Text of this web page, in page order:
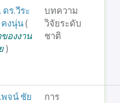
ดร.วีระ
งนุ่น(
ของงาน
)
บทความ
วิจัยระดับ
ชาติ
จน์ ชัย
การ